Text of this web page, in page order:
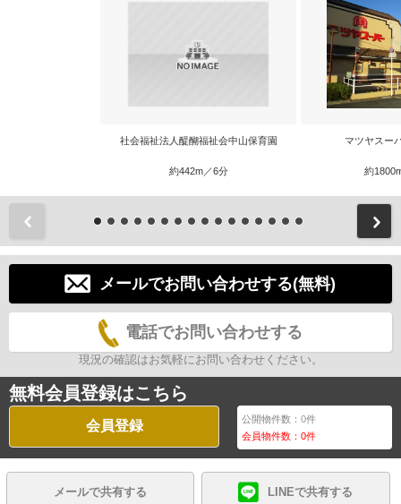
社会福祉法人醍醐福祉会中山保育園
約442m／6分
マツヤスー
約
メールでお問い合わせする(無料)
電話でお問い合わせする
現況の確認はお気軽にお問い合わせください。
無料会員登録はこちら
会員登録 公開物件数：0件
会員物件数：0件
メールで共有する LINEで共有する